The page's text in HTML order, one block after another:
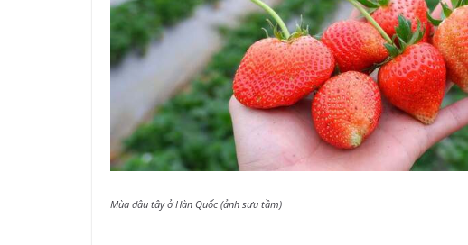
Mùa dâu tây ở Hàn Quốc (ảnh sưu tầm)